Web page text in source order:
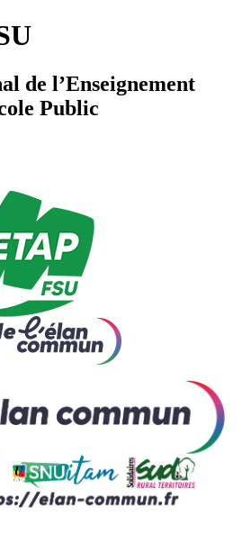
de l’Enseignement
Public